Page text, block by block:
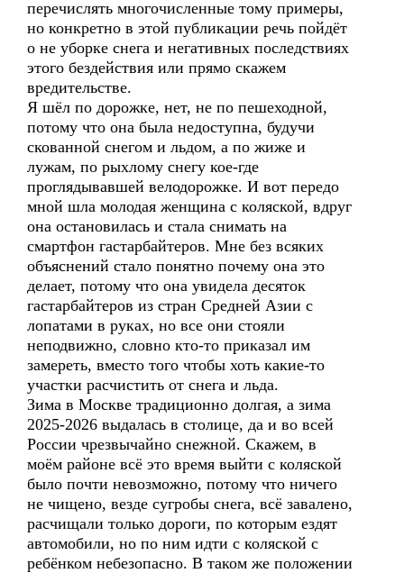
перечислять многочисленные тому примеры,
но конкретно в этой публикации речь пойдёт
о не уборке снега и негативных последствиях
этого бездействия или прямо скажем
вредительстве.
Я шёл по дорожке, нет, не по пешеходной,
потому что она была недоступна, будучи
скованной снегом и льдом, а по жиже и
лужам, по рыхлому снегу кое-где
проглядывавшей велодорожке. И вот передо
мной шла молодая женщина с коляской, вдруг
она остановилась и стала снимать на
смартфон гастарбайтеров. Мне без всяких
объяснений стало понятно почему она это
делает, потому что она увидела десяток
гастарбайтеров из стран Средней Азии с
лопатами в руках, но все они стояли
неподвижно, словно кто-то приказал им
замереть, вместо того чтобы хоть какие-то
участки расчистить от снега и льда.
Зима в Москве традиционно долгая, а зима
2025-2026 выдалась в столице, да и во всей
России чрезвычайно снежной. Скажем, в
моём районе всё это время выйти с коляской
было почти невозможно, потому что ничего
не чищено, везде сугробы снега, всё завалено,
расчищали только дороги, по которым ездят
автомобили, но по ним идти с коляской с
ребёнком небезопасно. В таком же положении